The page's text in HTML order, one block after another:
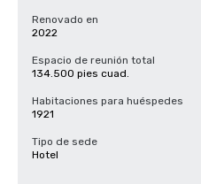
Renovado en
2022
Espacio de reunión total
134.500 pies cuad.
Habitaciones para huéspedes
1921
Tipo de sede
Hotel